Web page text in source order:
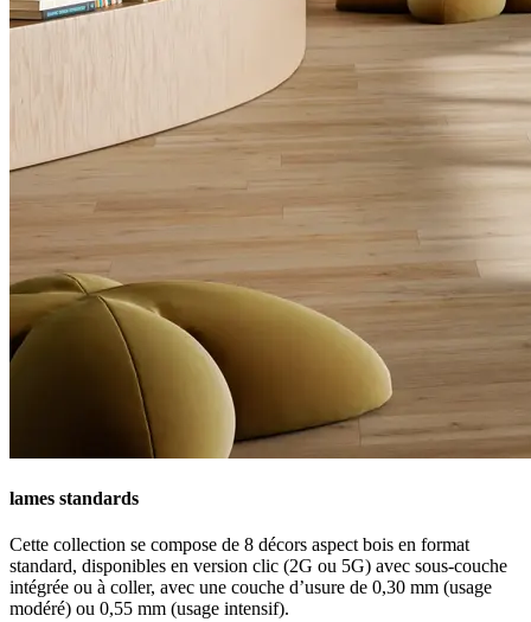
lames standards
Cette collection se compose de 8 décors aspect bois en format
standard, disponibles en version clic (2G ou 5G) avec sous-couche
intégrée ou à coller, avec une couche d’usure de 0,30 mm (usage
modéré) ou 0,55 mm (usage intensif).